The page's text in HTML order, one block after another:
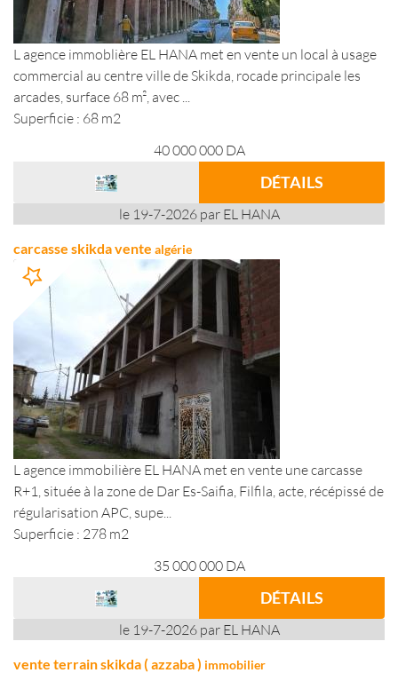
L agence immoblière EL HANA met en vente un local à usage
commercial au centre ville de Skikda, rocade principale les
arcades, surface 68 m², avec ...
Superficie : 68 m2
40 000 000 DA
DÉTAILS
le 19-7-2026 par EL HANA
carcasse skikda vente algérie
L agence immobilière EL HANA met en vente une carcasse
R+1, située à la zone de Dar Es-Saifia, Filfila, acte, récépissé de
régularisation APC, supe...
Superficie : 278 m2
35 000 000 DA
DÉTAILS
le 19-7-2026 par EL HANA
vente terrain skikda ( azzaba ) immobilier